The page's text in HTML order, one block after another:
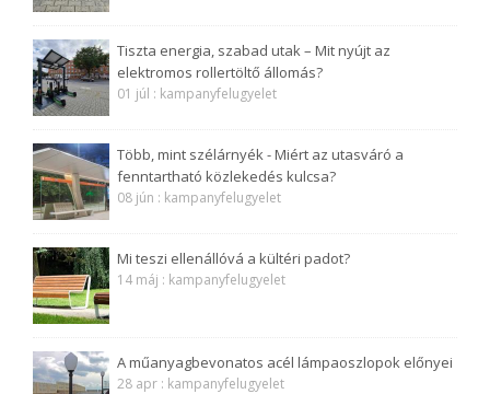
Tiszta energia, szabad utak – Mit nyújt az
elektromos rollertöltő állomás?
01 júl : kampanyfelugyelet
Több, mint szélárnyék - Miért az utasváró a
fenntartható közlekedés kulcsa?
08 jún : kampanyfelugyelet
Mi teszi ellenállóvá a kültéri padot?
14 máj : kampanyfelugyelet
A műanyagbevonatos acél lámpaoszlopok előnyei
28 apr : kampanyfelugyelet